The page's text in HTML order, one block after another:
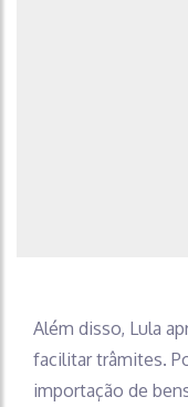
Além disso, Lula
facilitar trâmites.
importação de